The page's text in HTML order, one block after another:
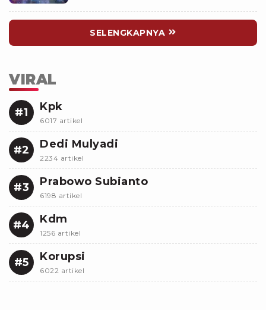
SELENGKAPNYA
VIRAL
#1 Kpk
6017 artikel
#2 Dedi Mulyadi
2234 artikel
#3 Prabowo Subianto
6198 artikel
#4 Kdm
1256 artikel
#5 Korupsi
6022 artikel